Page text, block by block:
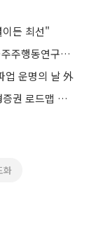
든 최선"
삼성전자 파업 이슈, 주주 관점서 짚는다…주주행동연구원, 전문가 좌담회 개최
업 운명의 날 外
STO 하위법규 예상안, 풀링·거래한도·정형증권 로드맵 제시
화